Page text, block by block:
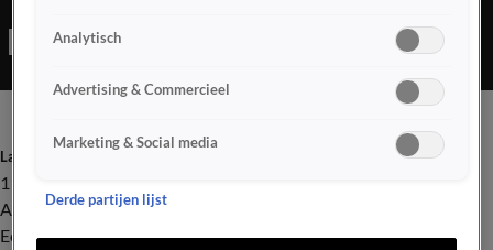
Laatste nieuws
112
Advies & Tips
Economie
Analytisch
Advertising & Commercieel
Marketing & Social media
Derde partijen lijst